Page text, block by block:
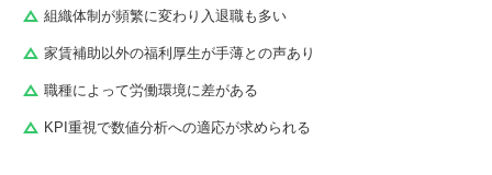
組織体制が頻繁に変わり入退職も多い
家賃補助以外の福利厚生が手薄との声あり
職種によって労働環境に差がある
KPI重視で数値分析への適応が求められる